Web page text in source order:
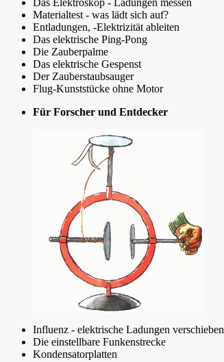
Das Elektroskop - Ladungen messen
Materialtest - was lädt sich auf?
Entladungen, -Elektrizität ableiten
Das elektrische Ping-Pong
Die Zauberpalme
Das elektrische Gespenst
Der Zauberstaubsauger
Flug-Kunststücke ohne Motor
Für Forscher und Entdecker
Influenz - elektrische Ladungen verschieben
Die einstellbare Funkenstrecke
Kondensatorplatten